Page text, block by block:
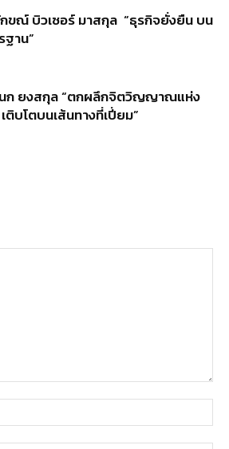
ขณ์ บิวเซอร์ มาสกุล “ธุรกิจยั่งยืน บน
ฐาน”
ก ยงสกุล “ตกผลึกจิตวิญญาณแห่ง
ติบโตบนเส้นทางที่เปี่ยม”